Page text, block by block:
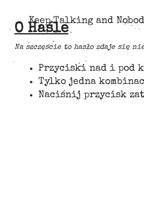
Keep Talking and
O Haśle
Na szczęście to hasło zdaje się
Przyciski nad i pod
Tylko jedna
Naciśnij przycisk